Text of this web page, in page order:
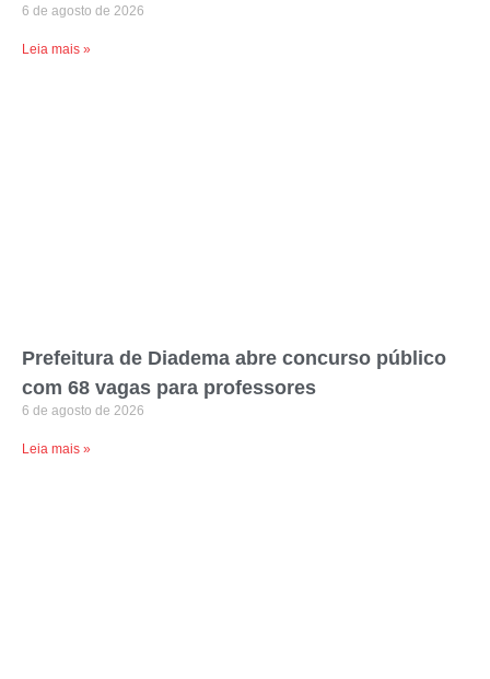
6 de agosto de 2026
Leia mais »
Prefeitura de Diadema abre concurso público
com 68 vagas para professores
6 de agosto de 2026
Leia mais »